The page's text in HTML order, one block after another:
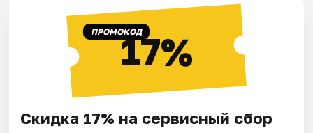
ПРОМОКОД17%
Скидка 17% на сервисный сбор